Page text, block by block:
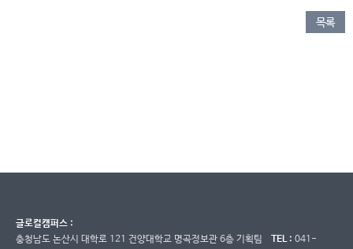
목록
글로컬캠퍼스 :
충청남도 논산시 대학로 121 건양대학교 명곡정보관 6층 기획팀
TEL : 041-